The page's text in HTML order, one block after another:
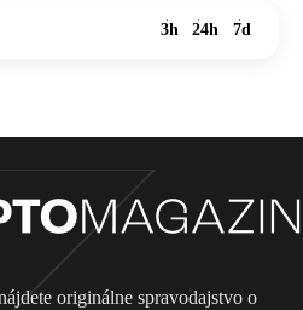
3h 24h 7d
originálne spravodajstvo o